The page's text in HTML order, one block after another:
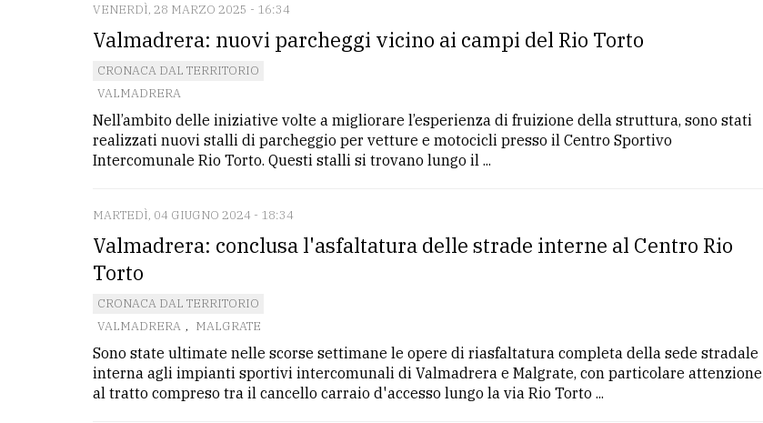
VENERDÌ, 28 MARZO 2025 - 16:34
Valmadrera: nuovi parcheggi vicino ai campi del Rio Torto
CRONACA DAL TERRITORIO
VALMADRERA
Nell’ambito delle iniziative volte a migliorare l’esperienza di fruizione della struttura, sono stati
realizzati nuovi stalli di parcheggio per vetture e motocicli presso il Centro Sportivo
Intercomunale Rio Torto. Questi stalli si trovano lungo il ...
MARTEDÌ, 04 GIUGNO 2024 - 18:34
Valmadrera: conclusa l'asfaltatura delle strade interne al Centro Rio
Torto
CRONACA DAL TERRITORIO
VALMADRERA , MALGRATE
Sono state ultimate nelle scorse settimane le opere di riasfaltatura completa della sede stradale
interna agli impianti sportivi intercomunali di Valmadrera e Malgrate, con particolare attenzione
al tratto compreso tra il cancello carraio d'accesso lungo la via Rio Torto ...